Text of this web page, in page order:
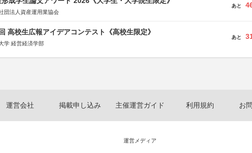
団法人資産運用業協会
あと
高校生広報アイデアコンテスト《高校生限定》
学 経営経済学部
あと
運営会社 掲載申し込み 主催運営ガイド 利用規約 お
運営メディア